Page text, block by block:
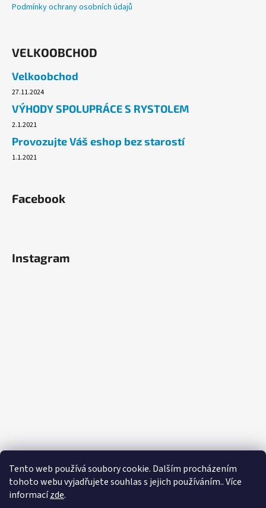
Tento web používá soubory cookie. Dalším procházením
tohoto webu vyjadřujete souhlas s jejich používáním.. Více
informacízde.
Podmínky ochrany osobních údajů
VELKOOBCHOD
Velkoobchod
27.11.2024
VÝHODY SPOLUPRÁCE S RYSTOLEM
2.1.2021
Provozujte Váš eshop bez starostí
1.1.2021
Facebook
Instagram
Sledovat na Instagramu